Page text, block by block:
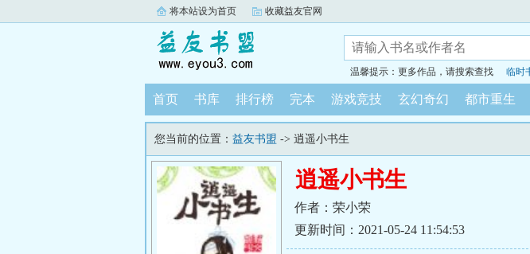
将本站设为首页 收藏益友官网
温馨提示：更多作品，请搜索查找 临时
首页 书库 排行榜 完本 游戏竞技 玄幻奇幻 都市重生
您当前的位置： 益友书盟 -> 逍遥小书生
逍遥小书生
作者：荣小荣
更新时间：2021-05-24 11:54:53